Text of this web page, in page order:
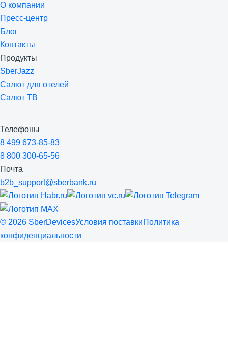
О компании
Пресс-центр
Блог
Контакты
Продукты
SberJazz
Салют для отелей
Салют ТВ
Телефоны
8 499 673-85-83
8 800 300-65-56
Почта
b2b_support@sberbank.ru
© 2026 SberDevicesУсловия поставкиПолитика
конфиденциальности